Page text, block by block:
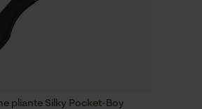
pliante Silky Pocket-Boy